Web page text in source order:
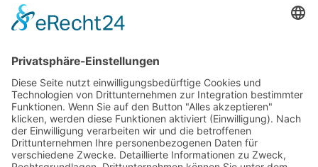
Quicklinks
Symworking Ecosystem
Mitglied werden